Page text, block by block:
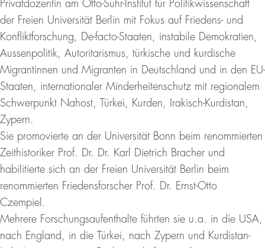
Privatdozentin am Otto-Suhr-Institut für Politikwissenschaft
der Freien Universität Berlin mit Fokus auf Friedens- und
Konfliktforschung, De-facto-Staaten, instabile Demokratien,
Aussenpolitik, Autoritarismus, türkische und kurdische
Migrantinnen und Migranten in Deutschland und in den EU-
Staaten, internationaler Minderheitenschutz mit regionalem
Schwerpunkt Nahost, Türkei, Kurden, Irakisch-Kurdistan,
Zypern.
Sie promovierte an der Universität Bonn beim renommierten
Zeithistoriker Prof. Dr. Dr. Karl Dietrich Bracher und
habilitierte sich an der Freien Universität Berlin beim
renommierten Friedensforscher Prof. Dr. Ernst-Otto
Czempiel.
Mehrere Forschungsaufenthalte führten sie u.a. in die USA,
nach England, in die Türkei, nach Zypern und Kurdistan-